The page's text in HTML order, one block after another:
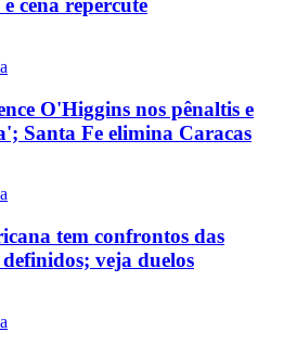
cena repercute
O'Higgins nos pênaltis e
Santa Fe elimina Caracas
tem confrontos das
veja duelos